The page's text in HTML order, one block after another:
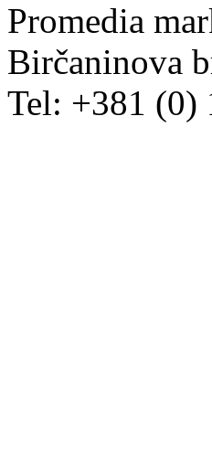
Promedia
Birčaninova
Tel: +381 (0)